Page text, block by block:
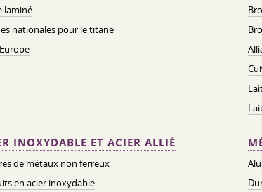
laminé
nationales pour le titane
INOXYDABLE ET ACIER ALLIÉ
de métaux non ferreux
en acier inoxydable